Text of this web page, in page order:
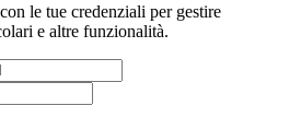
le tue credenziali per gestire
e altre funzionalità.